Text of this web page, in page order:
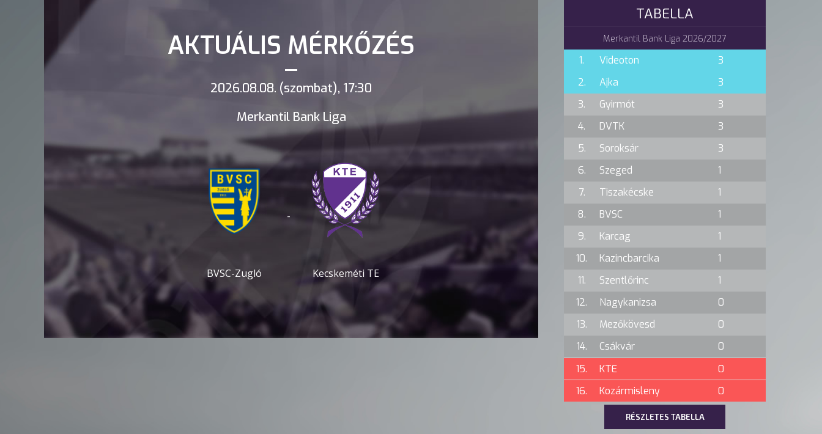
AKTUÁLIS MÉRKŐZÉS
2026.08.08. (szombat), 17:30
Merkantil Bank Liga
BVSC-Zugló
-
Kecskeméti TE
TABELLA
Merkantil Bank Liga 2026/2027
1. Videoton
3
2.
Ajka
3
3.
Gyirmót
3
4.
DVTK
3
5.
Soroksár
3
6.
Szeged
1
7.
Tiszakécske
1
8.
BVSC
1
9.
Karcag
1
10.
Kazincbarcika
1
11.
Szentlőrinc
1
12.
Nagykanizsa
0
13.
Mezőkövesd
0
14.
Csákvár
0
15.
KTE
0
16.
Kozármisleny 0
RÉSZLETES TABELLA